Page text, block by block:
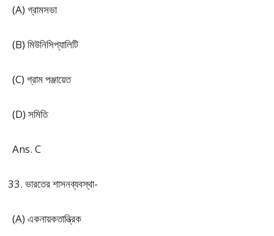
(A) গ্রামসভা
(B) মিউনিসিপ্যালিটি
(C) গ্রাম পঞ্জায়েত
(D) সমিতি
Ans. C
ভারতের শাসনব্যবস্থা-
(A) একনায়কতান্ত্রিক